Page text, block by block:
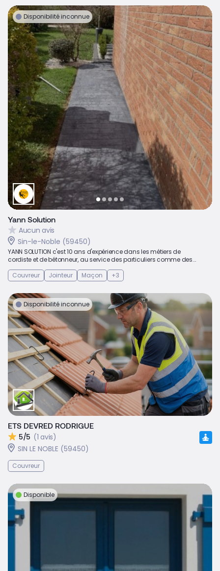
Disponibilité inconnue
Yann Solution
Aucun avis
Sin-le-Noble (59450)
YANN SOLUTION c'est 10 ans d'expérience dans les métiers de
cordiste et de bétonneur, au service des particuliers comme des...
Couvreur
Jointeur Maçon +3
Disponibilité inconnue
ETS DEVRED RODRIGUE
5/5 (1 avis)
SIN LE NOBLE (59450)
Couvreur
Disponible